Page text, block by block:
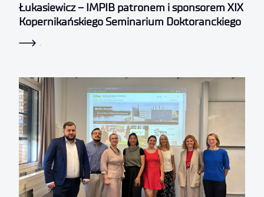
Łukasiewicz – IMPIB patronem i sponsorem XIX
Kopernikańskiego Seminarium Doktoranckiego
.